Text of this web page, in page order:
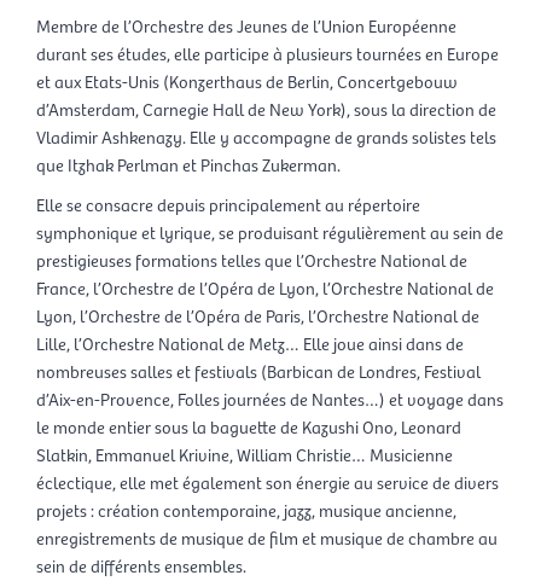
Membre de l’Orchestre des Jeunes de l’Union Européenne
durant ses études, elle participe à plusieurs tournées en Europe
et aux Etats-Unis (Konzerthaus de Berlin, Concertgebouw
d’Amsterdam, Carnegie Hall de New York), sous la direction de
Vladimir Ashkenazy. Elle y accompagne de grands solistes tels
que Itzhak Perlman et Pinchas Zukerman.
Elle se consacre depuis principalement au répertoire
symphonique et lyrique, se produisant régulièrement au sein de
prestigieuses formations telles que l’Orchestre National de
France, l’Orchestre de l’Opéra de Lyon, l’Orchestre National de
Lyon, l’Orchestre de l’Opéra de Paris, l’Orchestre National de
Lille, l’Orchestre National de Metz… Elle joue ainsi dans de
nombreuses salles et festivals (Barbican de Londres, Festival
d’Aix-en-Provence, Folles journées de Nantes…) et voyage dans
le monde entier sous la baguette de Kazushi Ono, Leonard
Slatkin, Emmanuel Krivine, William Christie… Musicienne
éclectique, elle met également son énergie au service de divers
projets : création contemporaine, jazz, musique ancienne,
enregistrements de musique de film et musique de chambre au
sein de différents ensembles.